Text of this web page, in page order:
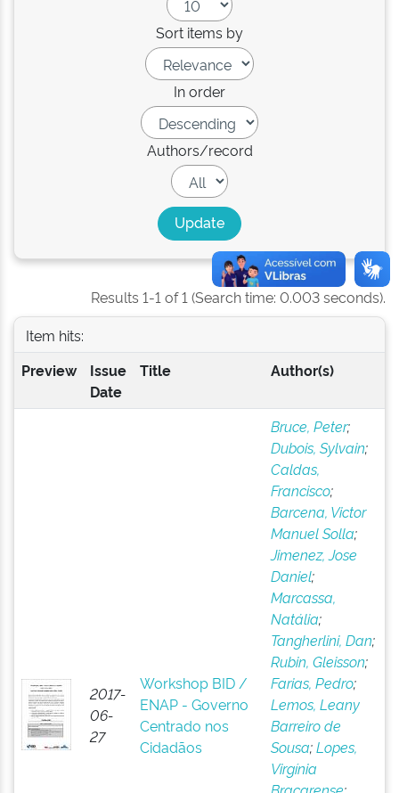
Sort items by
In order
Authors/record
Results 1-1 of 1 (Search time: 0.003 seconds).
Item hits:
Preview
Issue
Date
Title Author(s)
2017-
06-
27
Workshop BID /
ENAP - Governo
Centrado nos
Cidadãos
Bruce, Peter;
Dubois, Sylvain;
Caldas,
Francisco;
Barcena, Victor
Manuel Solla;
Jimenez, Jose
Daniel;
Marcassa,
Natália;
Tangherlini, Dan;
Rubin, Gleisson;
Farias, Pedro;
Lemos, Leany
Barreiro de
Sousa;Lopes,
Virgínia